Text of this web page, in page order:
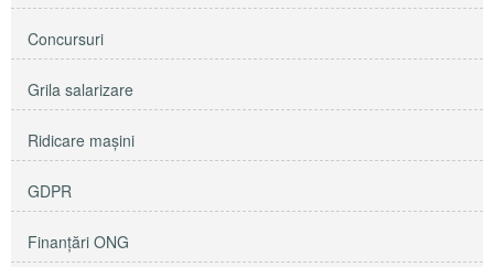
Concursuri
Grila salarizare
Ridicare maşini
GDPR
Finanțări ONG